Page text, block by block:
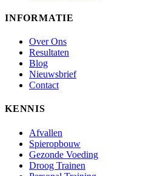
INFORMATIE
Over Ons
Resultaten
Blog
Nieuwsbrief
Contact
KENNIS
Afvallen
Spieropbouw
Gezonde Voeding
Droog Trainen